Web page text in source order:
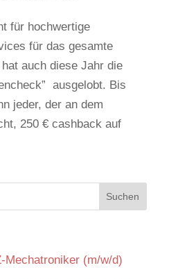
für hochwertige
für das gesamte
auch diese Jahr die
ausgelobt. Bis
jeder, der an dem
250 € cashback auf
Mechatroniker (m/w/d)